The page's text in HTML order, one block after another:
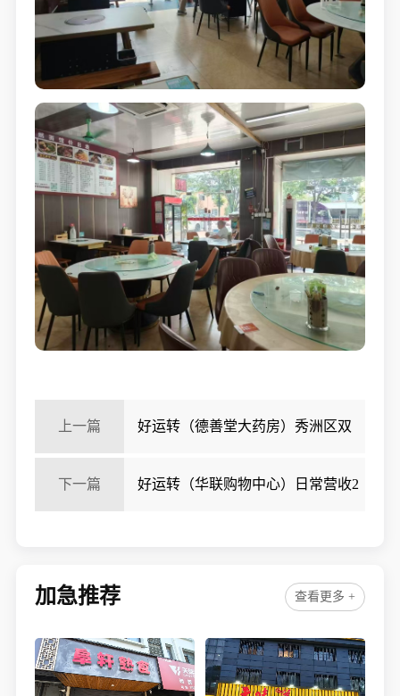
上一篇 好运转（德善堂大药房）秀洲区双
小区门口店2.5万急转
下一篇 好运转（华联购物中心）日常营收2
加急推荐 查看更多 +